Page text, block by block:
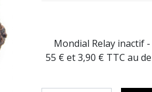
Mondial Relay inactif
55 € et 3,90 € TTC au